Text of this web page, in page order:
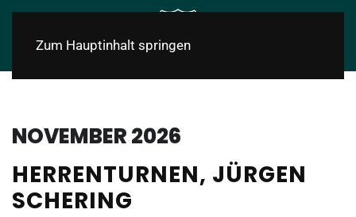
Zum Hauptinhalt springen
NOVEMBER 2026
HERRENTURNEN, JÜRGEN
SCHERING